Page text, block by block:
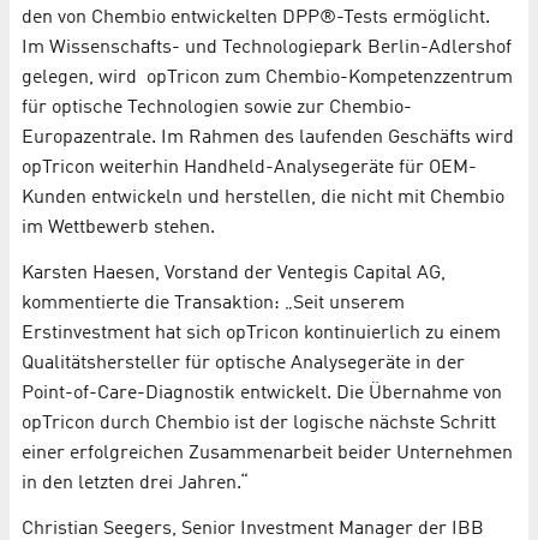
den von Chembio entwickelten DPP®-Tests ermöglicht.
Im Wissenschafts- und Technologiepark Berlin-Adlershof
gelegen, wird opTricon zum Chembio-Kompetenzzentrum
für optische Technologien sowie zur Chembio-
Europazentrale. Im Rahmen des laufenden Geschäfts wird
opTricon weiterhin Handheld-Analysegeräte für OEM-
Kunden entwickeln und herstellen, die nicht mit Chembio
im Wettbewerb stehen.
Karsten Haesen, Vorstand der Ventegis Capital AG,
kommentierte die Transaktion: „Seit unserem
Erstinvestment hat sich opTricon kontinuierlich zu einem
Qualitätshersteller für optische Analysegeräte in der
Point-of-Care-Diagnostik entwickelt. Die Übernahme von
opTricon durch Chembio ist der logische nächste Schritt
einer erfolgreichen Zusammenarbeit beider Unternehmen
in den letzten drei Jahren.“
Christian Seegers, Senior Investment Manager der IBB